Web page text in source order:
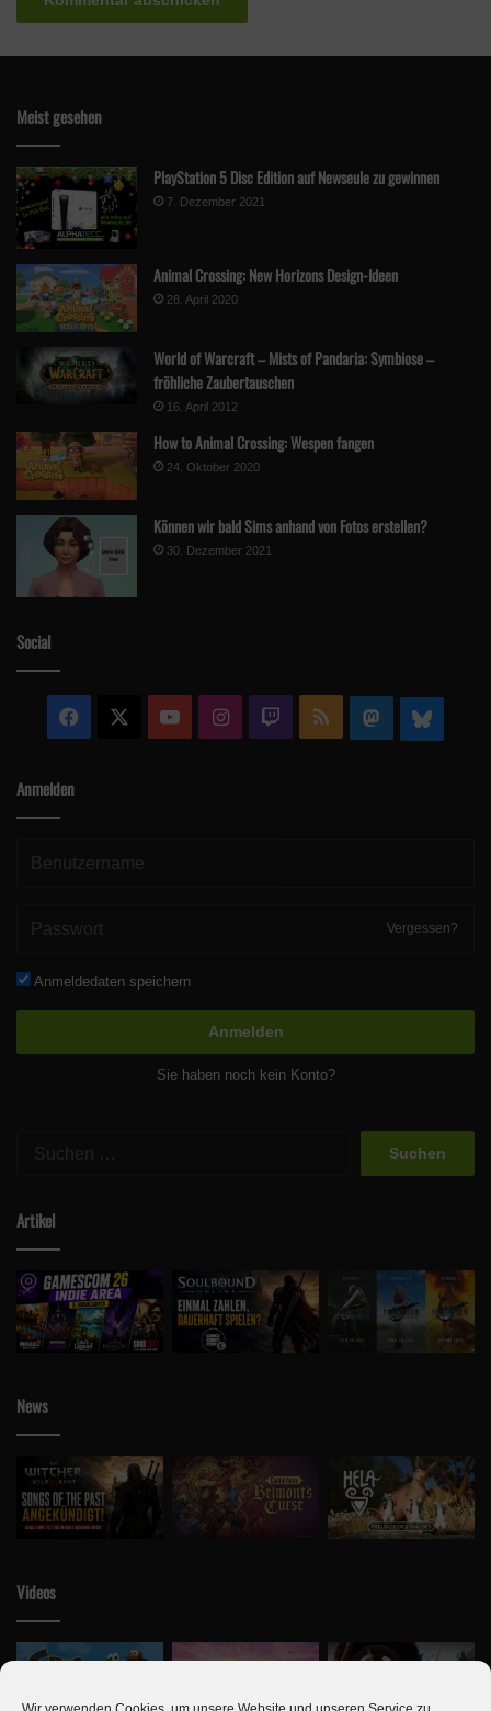
Meist gesehen
PlayStation 5 Disc Edition auf Newseule zu gewinnen
7. Dezember 2021
Animal Crossing: New Horizons Design-Ideen
28. April 2020
World of Warcraft – Mists of Pandaria: Symbiose –
fröhliche Zaubertauschen
16. April 2012
How to Animal Crossing: Wespen fangen
24. Oktober 2020
Können wir bald Sims anhand von Fotos erstellen?
30. Dezember 2021
Social
Facebook YouTubeInstagram
Twitch RSS Mastodon
Anmelden
Vergessen?
Anmeldedaten speichern
Anmelden
Sie haben noch kein Konto?
Artikel
News
Videos